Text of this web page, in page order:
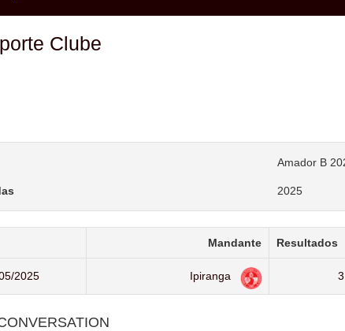
Clube
Amador B
2025
Mandante Resultados
2025 Ipiranga